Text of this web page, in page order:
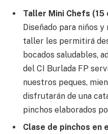
Taller Mini Chefs
Diseñado para niños y
taller les permitirá
bocados saludables,
del CI Burlada FP
nuestros peques,
disfrutarán de una
pinchos elaborados
Clase de pinchos en